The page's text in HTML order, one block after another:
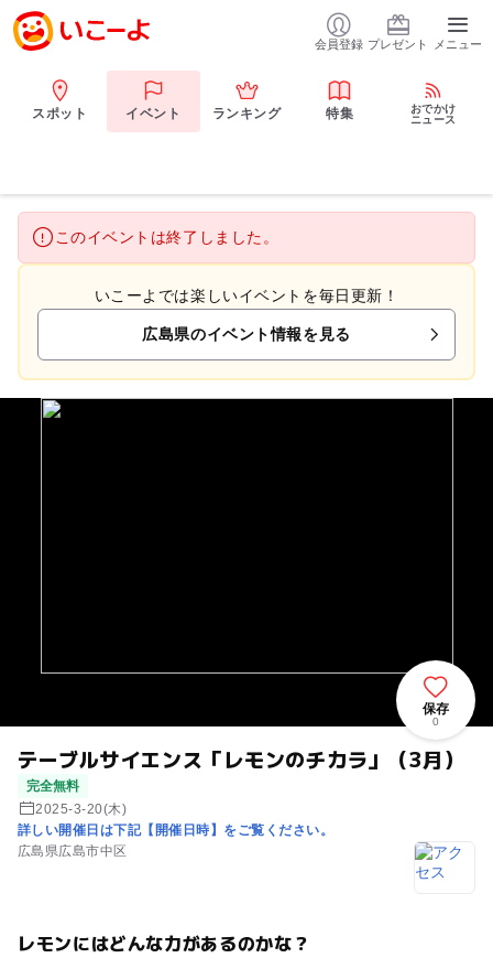
会員登録 プレゼント メニュー
スポット イベント ランキング 特集
おでかけ
ニュース
このイベントは終了しました。
いこーよでは楽しいイベントを毎日更新！
広島県のイベント情報を見る
テーブルサイエンス「レモンのチカラ」（3月）
完全無料
2025-3-20(木)
詳しい開催日は下記【開催日時】をご覧ください。
広島県広島市中区
保存
0
レモンにはどんな力があるのかな？